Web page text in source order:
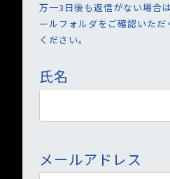
万一3日後も返信がない場合
ールフォルダをご確認いた
ください。
氏名
メールアドレス